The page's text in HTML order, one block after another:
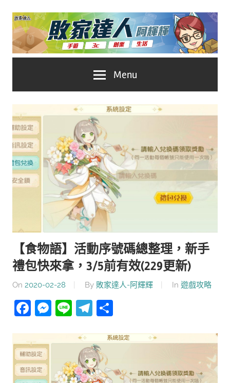
Skip
content
家
達
人
推
No.1
遊
戲
科
技
自
媒
體。
Menu
【食物語】活動序號碼總整理，新手
禮包快來拿，3/5前有效(229更新)
On 2020-02-28 By 敗家達人-阿輝輝 In 遊戲攻略
Facebook
Messenger
LineTelegram